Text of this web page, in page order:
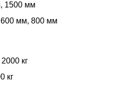
1500 мм
мм, 800 мм
кг
кг